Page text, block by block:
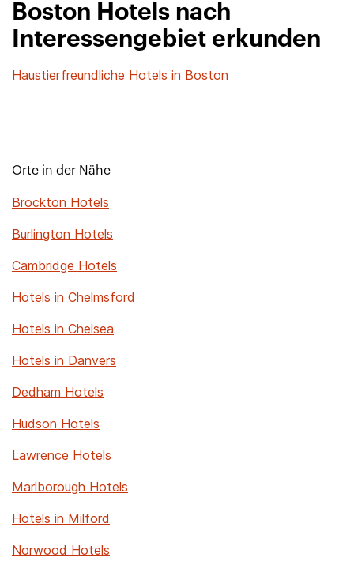
Boston Hotels nach
Interessengebiet erkunden
Haustierfreundliche Hotels in Boston
Orte in der Nähe
Brockton Hotels
Burlington Hotels
Cambridge Hotels
Hotels in Chelmsford
Hotels in Chelsea
Hotels in Danvers
Dedham Hotels
Hudson Hotels
Lawrence Hotels
Marlborough Hotels
Hotels in Milford
Norwood Hotels